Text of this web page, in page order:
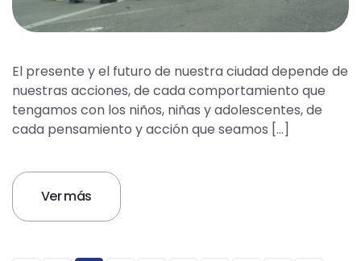
El presente y el futuro de nuestra ciudad depende de
nuestras acciones, de cada comportamiento que
tengamos con los niños, niñas y adolescentes, de
cada pensamiento y acción que seamos […]
Ver más